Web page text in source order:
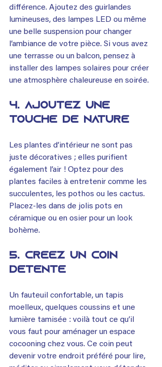
différence. Ajoutez des guirlandes
lumineuses, des lampes LED ou même
une belle suspension pour changer
l’ambiance de votre pièce. Si vous avez
une terrasse ou un balcon, pensez à
installer des lampes solaires pour créer
une atmosphère chaleureuse en soirée.
4. Ajoutez une
touche de nature
Les plantes d’intérieur ne sont pas
juste décoratives ; elles purifient
également l’air ! Optez pour des
plantes faciles à entretenir comme les
succulentes, les pothos ou les cactus.
Placez-les dans de jolis pots en
céramique ou en osier pour un look
bohème.
5. Créez un coin
détente
Un fauteuil confortable, un tapis
moelleux, quelques coussins et une
lumière tamisée : voilà tout ce qu’il
vous faut pour aménager un espace
cocooning chez vous. Ce coin peut
devenir votre endroit préféré pour lire,